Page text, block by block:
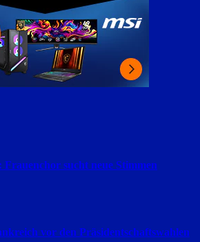
sucht neue Stimmen
vor den Präsidentschaftswahlen